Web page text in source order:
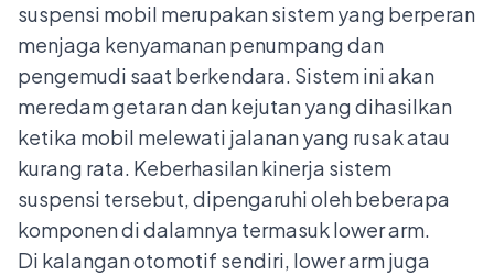
suspensi mobil merupakan sistem yang berperan
menjaga kenyamanan penumpang dan
pengemudi saat berkendara. Sistem ini akan
meredam getaran dan kejutan yang dihasilkan
ketika mobil melewati jalanan yang rusak atau
kurang rata. Keberhasilan kinerja sistem
suspensi tersebut, dipengaruhi oleh beberapa
komponen di dalamnya termasuk lower arm.
Di kalangan otomotif sendiri, lower arm juga